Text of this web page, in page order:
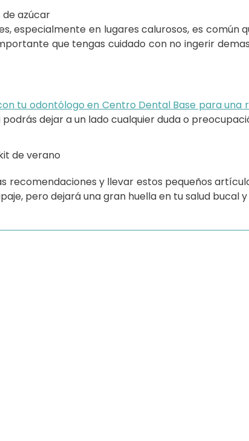
de azúcar
especialmente en lugares calurosos, es común
que tengas cuidado con no ingerir
tu odontólogo en Centro Dental Base para una
dejar a un lado cualquier duda o
recomendaciones y llevar estos pequeños
pero dejará una gran huella en tu salud bucal